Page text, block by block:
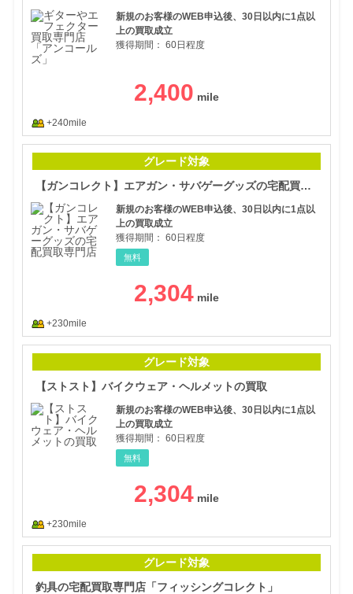
新規のお客様のWEB申込後、30日以内に1点以
上の買取成立
獲得期間： 60日程度
2,400
+240mile
グレード対象
【ガンコレクト】エアガン・サバゲーグッズの宅配買取専門店
新規のお客様のWEB申込後、30日以内に1点以
上の買取成立
獲得期間： 60日程度
無料
2,304
+230mile
グレード対象
【ストスト】バイクウェア・ヘルメットの買取
新規のお客様のWEB申込後、30日以内に1点以
上の買取成立
獲得期間： 60日程度
無料
2,304
+230mile
グレード対象
釣具の宅配買取専門店「フィッシングコレクト」